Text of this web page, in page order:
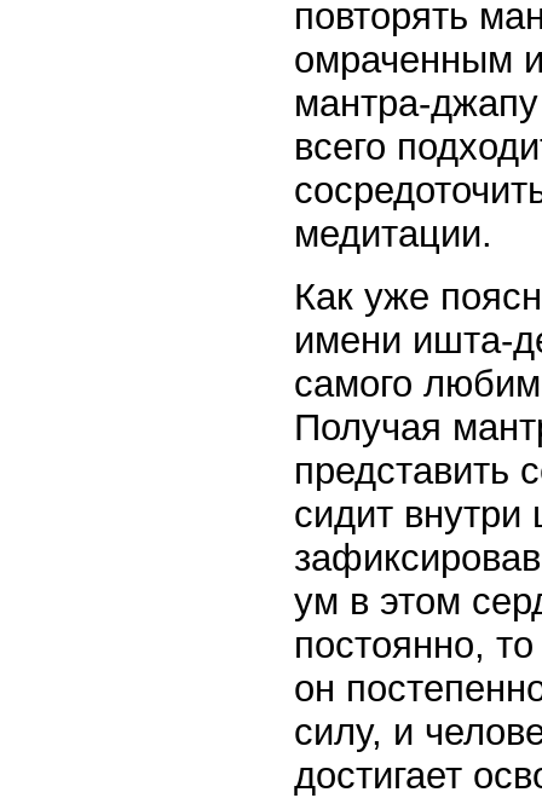
повторять
омраченным
мантра-
всего
медитации.
Как уже
имени ишта-
самого
Получая
представить
сидит внутри
ум в этом
постоянно,
он
силу, и
достигает